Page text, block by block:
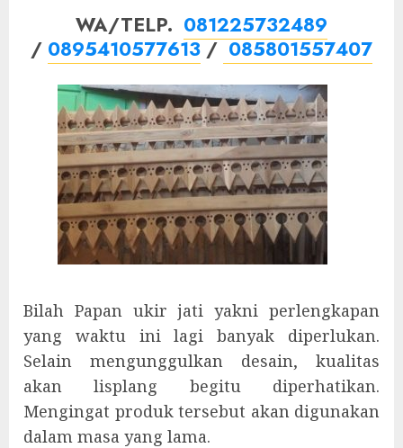
WA/TELP. 081225732489
/ 0895410577613/085801557407
Bilah Papan ukir jati yakni perlengkapan
yang waktu ini lagi banyak diperlukan.
Selain mengunggulkan desain, kualitas
akan lisplang begitu diperhatikan.
Mengingat produk tersebut akan digunakan
dalam masa yang lama.